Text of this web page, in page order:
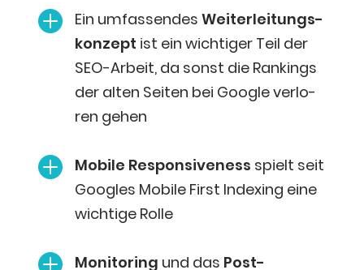
 Ein umfas­sen­des Wei­ter­lei­tungs­
kon­zept ist ein wich­ti­ger Teil der
SEO-Arbeit, da sonst die Ran­kings
der alten Sei­ten bei Goog­le ver­lo­
ren gehen
 Mobi­le Respon­si­ve­ness spielt seit
Goo­gles Mobi­le First Index­ing eine
wich­ti­ge Rolle
 Moni­to­ring und das Post-